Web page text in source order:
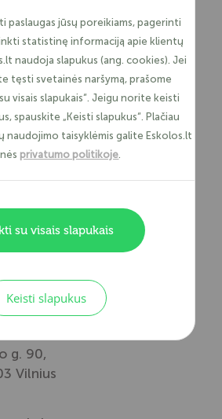
kodas:
77
g. 90,
Vilnius
paslaugas jūsų poreikiams, pagerinti
statistinę informaciją apie klientų
naudoja slapukus (ang. cookies). Jei
tęsti svetainės naršymą, prašome
visais slapukais“. Jeigu norite keisti
spauskite „Keisti slapukus“. Plačiau
naudojimo taisyklėmis galite Eskolos.lt
privatumo politikoje
su visais slapukais
Keisti slapukus